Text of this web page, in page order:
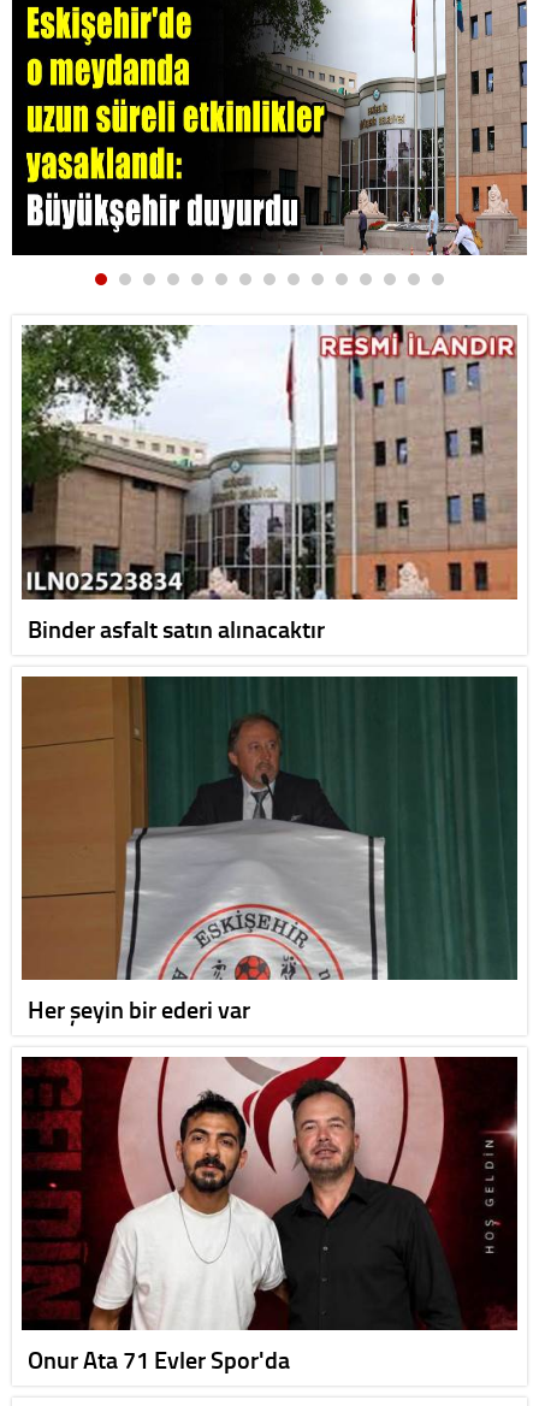
Binder asfalt satın alınacaktır
Her şeyin bir ederi var
Onur Ata 71 Evler Spor'da